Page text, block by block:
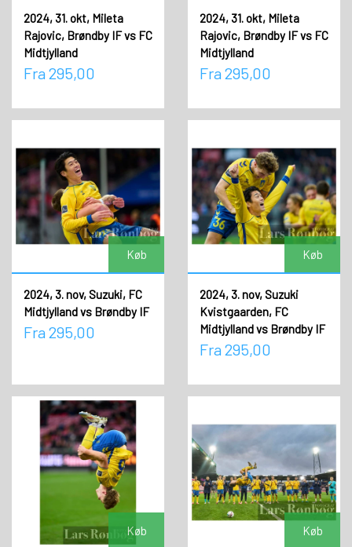
2024, 31. okt, Mileta
Rajovic, Brøndby IF vs FC
Midtjylland
Fra 295,00
2024, 31. okt, Mileta
Rajovic, Brøndby IF vs FC
Midtjylland
Fra 295,00
Køb
2024, 3. nov, Suzuki, FC
Midtjylland vs Brøndby IF
Fra 295,00
Køb
2024, 3. nov, Suzuki
Kvistgaarden, FC
Midtjylland vs Brøndby IF
Fra 295,00
Køb Køb